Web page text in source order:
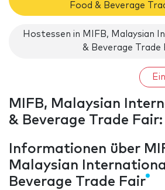
Food & Beverage
Hostessen in MIFB, Malaysian
& Beverage Trade
MIFB, Malaysian
& Beverage Trade Fair:
Informationen über
Malaysian
Beverage Trade Fair